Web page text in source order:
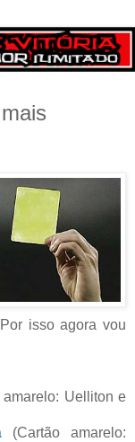
isso agora vou
amarelo: Uelliton e
(Cartão amarelo: